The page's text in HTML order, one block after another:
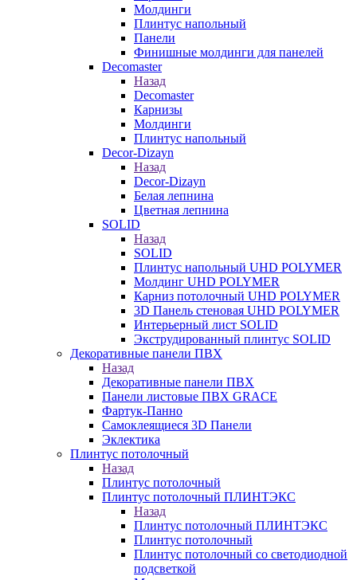
Молдинги
Плинтус напольный
Панели
Финишные молдинги для панелей
Decomaster
Назад
Decomaster
Карнизы
Молдинги
Плинтус напольный
Decor-Dizayn
Назад
Decor-Dizayn
Белая лепнина
Цветная лепнина
SOLID
Назад
SOLID
Плинтус напольный UHD POLYMER
Молдинг UHD POLYMER
Карниз потолочный UHD POLYMER
3D Панель стеновая UHD POLYMER
Интерьерный лист SOLID
Экструдированный плинтус SOLID
Декоративные панели ПВХ
Назад
Декоративные панели ПВХ
Панели листовые ПВХ GRACE
Фартук-Панно
Самоклеящиеся 3D Панели
Эклектика
Плинтус потолочный
Назад
Плинтус потолочный
Плинтус потолочный ПЛИНТЭКС
Назад
Плинтус потолочный ПЛИНТЭКС
Плинтус потолочный
Плинтус потолочный со светодиодной
подсветкой